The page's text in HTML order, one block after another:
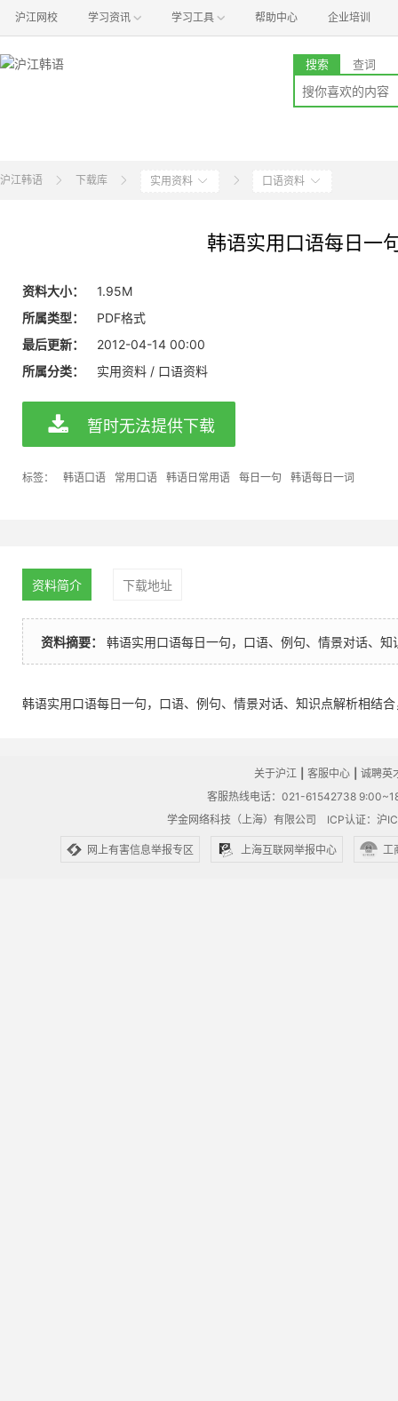
沪江网校 学习资讯 学习工具 帮助中心 企业培训
搜索 查词
沪江韩语 下载库 实用资料 口语资料
韩语实用口语每日一
资料大小：
1.95M
所属类型：
PDF格式
最后更新：
2012-04-14 00:00
所属分类：
实用资料 / 口语资料
暂时无法提供下载
标签： 韩语口语 常用口语 韩语日常用语 每日一句 韩语每日一词
资料简介 下载地址
资料摘要： 韩语实用口语每日一句，口语、例句、情景对话、
韩语实用口语每日一句，口语、例句、情景对话、知识点解析相结
关于沪江 客服中心
诚聘英
客服热线电话：021-61542738
学金网络科技（上海）有限公司 ICP认证：沪
网上有害信息举报专区 上海互联网举报中心 工